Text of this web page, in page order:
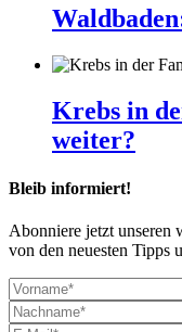
Krebs in
weiter?
Bleib informiert!
Abonniere jetzt unseren
von den neuesten Tipps